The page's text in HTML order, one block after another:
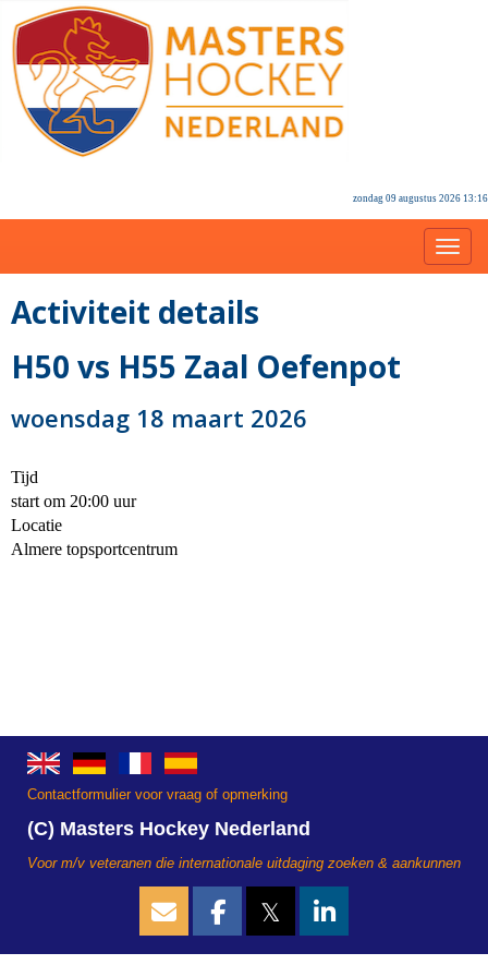
zondag 09 augustus 2026 13:16
Activiteit details
H50 vs H55 Zaal Oefenpot
woensdag 18 maart 2026
Tijd
start om 20:00 uur
Locatie
Almere topsportcentrum
Contactformulier voor vraag of opmerking
(C) Masters Hockey Nederland
Voor m/v veteranen die internationale uitdaging zoeken & aankunnen
𝕏